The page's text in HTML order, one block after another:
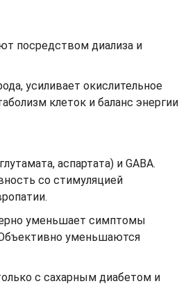
посредством диализа и
усиливает окислительное
клеток и баланс энергии
аспартата) и GABA.
со стимуляцией
уменьшает симптомы
уменьшаются
с сахарным диабетом и